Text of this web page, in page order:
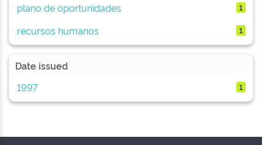
plano de oportunidades 1
recursos humanos 1
Date issued
1997
1